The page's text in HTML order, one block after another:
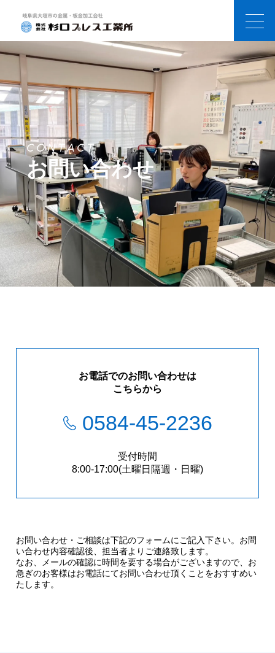
会社概要
事業案内
取扱商品
新着情報
求人案内
CONTACT
お問い合わせ
お電話でのお問い合わせは
こちらから
0584-45-2236
受付時間
8:00-17:00(土曜日隔週・日曜)
お問い合わせ・ご相談は下記のフォームにご記入下さい。お問
い合わせ内容確認後、担当者よりご連絡致します。
なお、メールの確認に時間を要する場合がございますので、お
急ぎのお客様はお電話にてお問い合わせ頂くことをおすすめい
たします。